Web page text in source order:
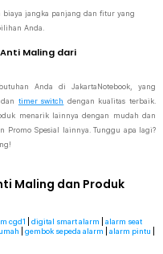
biaya jangka panjang dan fitur yang
Anda.
Maling dari
Anda di JakartaNotebook, yang
, dan timer switch dengan kualitas terbaik.
menarik lainnya dengan mudah dan
Promo Spesial lainnya. Tunggu apa lagi?
Maling dan Produk
cgd1 digital smart alarm
alarm seat
gembok sepeda alarm alarm pintu